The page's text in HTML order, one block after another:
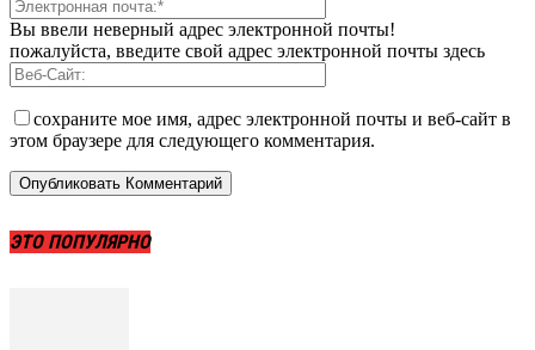
Вы ввели неверный адрес электронной почты!
пожалуйста, введите свой адрес электронной почты здесь
сохраните мое имя, адрес электронной почты и веб-сайт в
этом браузере для следующего комментария.
ЭТО ПОПУЛЯРНО